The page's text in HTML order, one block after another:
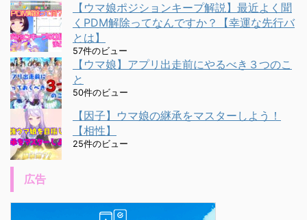
【ウマ娘ポジションキープ解説】最近よく聞
くPDM解除ってなんですか？【幸運な先行バ
とは】
57件のビュー
【ウマ娘】アプリ出走前にやるべき３つのこ
と
50件のビュー
【因子】ウマ娘の継承をマスターしよう！
【相性】
25件のビュー
広告